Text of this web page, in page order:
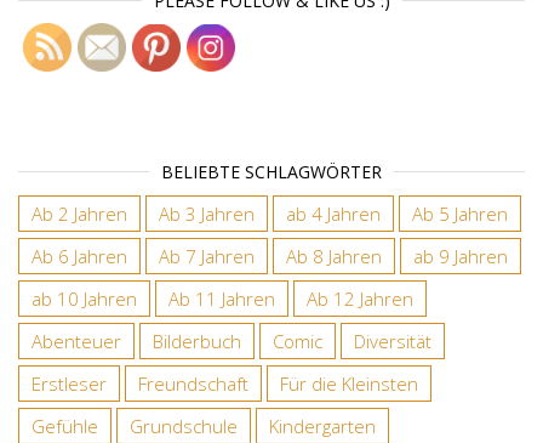
BELIEBTE SCHLAGWÖRTER
Ab 2 Jahren Ab 3 Jahren ab 4 Jahren
Ab 5 Jahren
Ab 6 Jahren
Ab 7 Jahren Ab 8 Jahren
ab 9 Jahren
ab 10 Jahren
Ab 11 Jahren
Ab 12 Jahren
Abenteuer
Bilderbuch Comic
Diversität
Erstleser
Freundschaft
Für die Kleinsten
Gefühle
Grundschule
Kindergarten